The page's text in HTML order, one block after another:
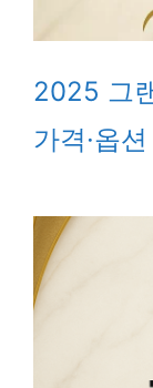
2025 그
가격·옵